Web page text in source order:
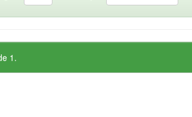
1.